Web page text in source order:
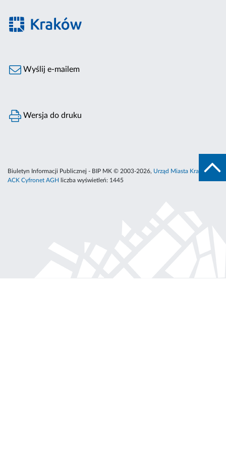
Wyślij e-mailem
Wersja do druku
Biuletyn Informacji Publicznej - BIP MK © 2003-2026, Urząd Miasta Krakowa
ACK Cyfronet AGH
liczba wyświetleń: 1445